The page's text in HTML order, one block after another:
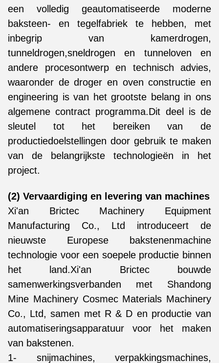
een volledig geautomatiseerde moderne
baksteen- en tegelfabriek te hebben, met
inbegrip van kamerdrogen,
tunneldrogen,sneldrogen en tunneloven en
andere procesontwerp en technisch advies,
waaronder de droger en oven constructie en
engineering is van het grootste belang in ons
algemene contract programma.Dit deel is de
sleutel tot het bereiken van de
productiedoelstellingen door gebruik te maken
van de belangrijkste technologieën in het
project.
(2) Vervaardiging en levering van machines
Xi'an Brictec Machinery Equipment
Manufacturing Co., Ltd introduceert de
nieuwste Europese bakstenenmachine
technologie voor een soepele productie binnen
het land.Xi'an Brictec bouwde
samenwerkingsverbanden met Shandong
Mine Machinery Cosmec Materials Machinery
Co., Ltd, samen met R & D en productie van
automatiseringsapparatuur voor het maken
van bakstenen.
1- snijmachines, verpakkingsmachines,